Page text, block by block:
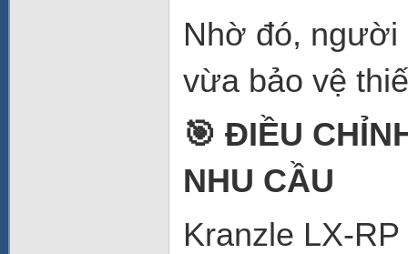
Nhờ đó, người
vừa bảo vệ
🎯 ĐIỀU
NHU CẦU
Kranzle LX-